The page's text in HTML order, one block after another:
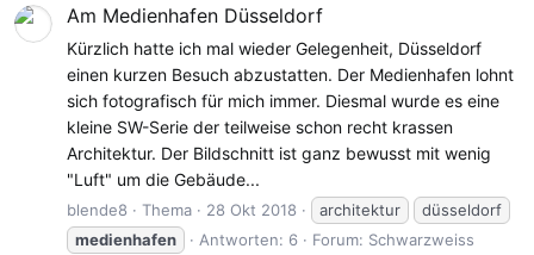
Am Medienhafen Düsseldorf
Kürzlich hatte ich mal wieder Gelegenheit, Düsseldorf
einen kurzen Besuch abzustatten. Der Medienhafen lohnt
sich fotografisch für mich immer. Diesmal wurde es eine
kleine SW-Serie der teilweise schon recht krassen
Architektur. Der Bildschnitt ist ganz bewusst mit wenig
"Luft" um die Gebäude...
blende8 Thema 28 Okt 2018 architektur
düsseldorf
medienhafen
Antworten: 6 Forum: Schwarzweiss